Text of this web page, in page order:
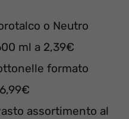
o Neutro
ml a 2,39€
formato
assortimento al